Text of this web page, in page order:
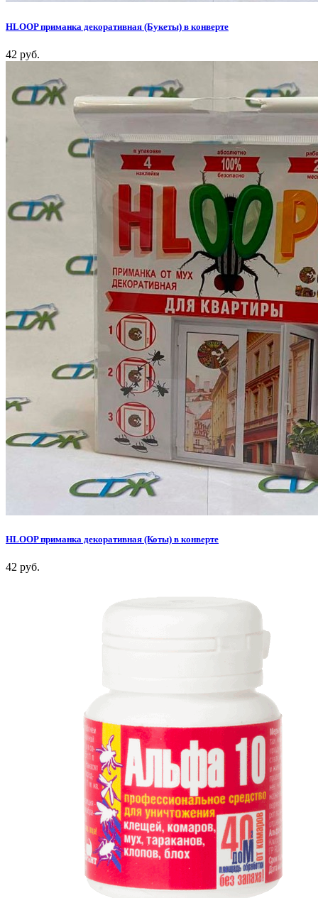
HLOOP приманка декоративная (Букеты) в конверте
42 руб.
HLOOP приманка декоративная (Коты) в конверте
42 руб.